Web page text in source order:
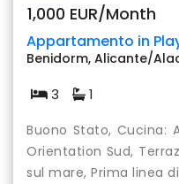
1,000 EUR/Month
Appartamento in
Benidorm, Alicante/
3 1
Buono Stato, Cucina:
Orientation Sud,
sul mare, Prima linea